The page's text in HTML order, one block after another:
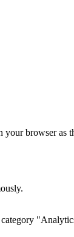
your browser as
category